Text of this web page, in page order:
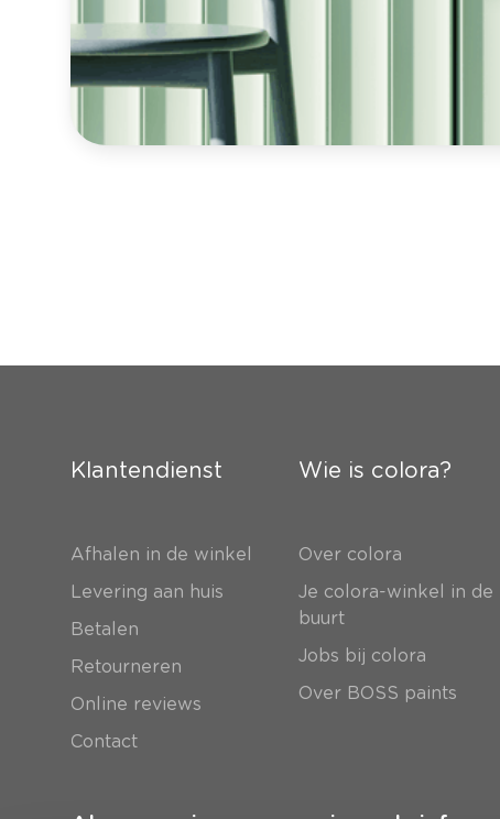
Klantendienst
Afhalen in de winkel
Levering aan huis
Betalen
Retourneren
Online reviews
Contact
Wie is colora?
Over colora
Je colora-winkel in de
buurt
Jobs bij colora
Over BOSS paints